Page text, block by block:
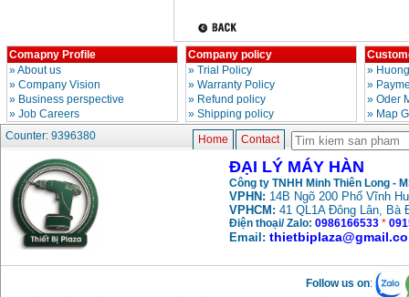
Comapny Profile
»About us
» Company Vision
» Business perspective
» Job Careers
Company policy
» Trial Policy
» Warranty Policy
» Refund policy
» Shipping policy
»
»
» Oder
» Map
Counter: 9396380
Home Contact
ĐẠI LÝ MÁY HÀN
Công ty TNHH Minh Thiên Long -
VPHN: 14B Ngõ 200 Phố Vĩnh
VPHCM: 41 QL1A Đông Lân, Bà
Điện thoại/ Zalo: 0986166533 *
Email:
Follow us on: